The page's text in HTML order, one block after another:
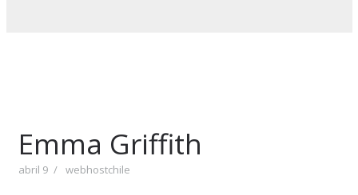
Emma Griffith
abril 9 webhostchile